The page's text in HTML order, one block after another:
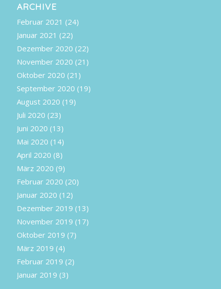
ARCHIVE
Februar 2021 (24)
Januar 2021 (22)
Dezember 2020 (22)
November 2020 (21)
Oktober 2020 (21)
September 2020 (19)
August 2020 (19)
Juli 2020 (23)
Juni 2020 (13)
Mai 2020 (14)
April 2020 (8)
März 2020 (9)
Februar 2020 (20)
Januar 2020 (12)
Dezember 2019 (13)
November 2019 (17)
Oktober 2019 (7)
März 2019 (4)
Februar 2019 (2)
Januar 2019 (3)